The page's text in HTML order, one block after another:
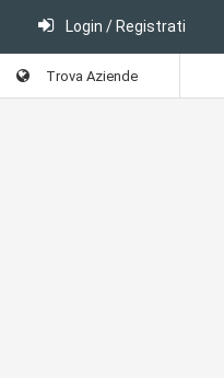
Login / Registrati
Trova Aziende